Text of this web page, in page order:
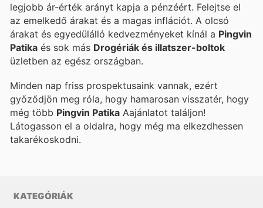
legjobb ár-érték arányt kapja a pénzéért. Felejtse el
az emelkedő árakat és a magas inflációt. A olcsó
árakat és egyedülálló kedvezményeket kínál a Pingvin
Patika és sok más Drogériák és illatszer-boltok
üzletben az egész országban.
Minden nap friss prospektusaink vannak, ezért
győződjön meg róla, hogy hamarosan visszatér, hogy
még több Pingvin Patika Aajánlatot találjon!
Látogasson el a oldalra, hogy még ma elkezdhessen
takarékoskodni.
KATEGÓRIÁK